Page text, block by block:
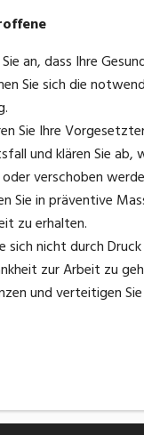
an, dass Ihre
Sie sich die
Sie Ihre
und klären Sie ab,
verschoben
Sie in präventive
zu erhalten.
sich nicht durch
zur Arbeit zu
und verteitigen